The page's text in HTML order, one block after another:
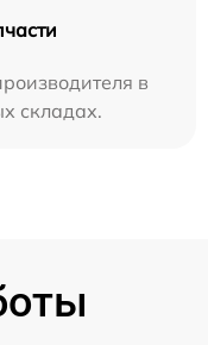
в
складах.